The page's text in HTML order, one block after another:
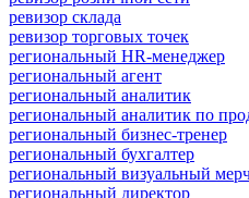
ревизор склада
ревизор торговых точек
региональный HR-менеджер
региональный агент
региональный аналитик
региональный аналитик по
региональный бизнес-тренер
региональный бухгалтер
региональный визуальный
региональный директор